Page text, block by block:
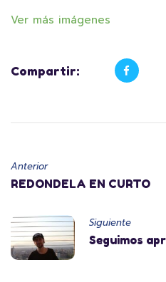
Ver más imágenes
Compartir:
Anterior
REDONDELA EN CURTO
Siguiente
Seguimos